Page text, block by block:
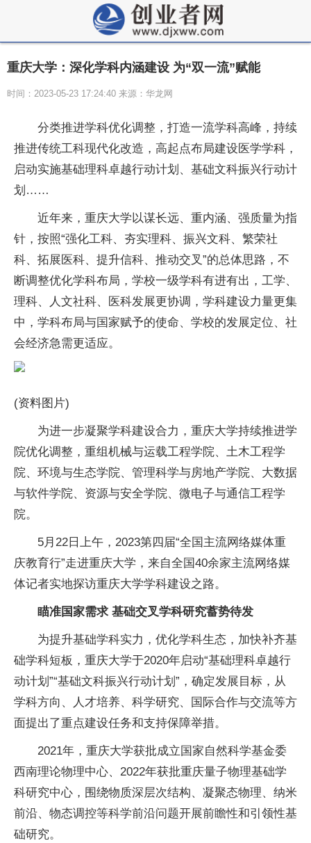
重庆大学：深化学科内涵建设 为“双一流”赋能
时间：2023-05-23 17:24:40 来源：华龙网
分类推进学科优化调整，打造一流学科高峰，持续
推进传统工科现代化改造，高起点布局建设医学学科，
启动实施基础理科卓越行动计划、基础文科振兴行动计
划……
近年来，重庆大学以谋长远、重内涵、强质量为指
针，按照“强化工科、夯实理科、振兴文科、繁荣社
科、拓展医科、提升信科、推动交叉”的总体思路，不
断调整优化学科布局，学校一级学科有进有出，工学、
理科、人文社科、医科发展更协调，学科建设力量更集
中，学科布局与国家赋予的使命、学校的发展定位、社
会经济急需更适应。
(资料图片)
为进一步凝聚学科建设合力，重庆大学持续推进学
院优化调整，重组机械与运载工程学院、土木工程学
院、环境与生态学院、管理科学与房地产学院、大数据
与软件学院、资源与安全学院、微电子与通信工程学
院。
5月22日上午，2023第四届“全国主流网络媒体重
庆教育行”走进重庆大学，来自全国40余家主流网络媒
体记者实地探访重庆大学学科建设之路。
瞄准国家需求 基础交叉学科研究蓄势待发
为提升基础学科实力，优化学科生态，加快补齐基
础学科短板，重庆大学于2020年启动“基础理科卓越行
动计划”“基础文科振兴行动计划”，确定发展目标，从
学科方向、人才培养、科学研究、国际合作与交流等方
面提出了重点建设任务和支持保障举措。
2021年，重庆大学获批成立国家自然科学基金委
西南理论物理中心、2022年获批重庆量子物理基础学
科研究中心，围绕物质深层次结构、凝聚态物理、纳米
前沿、物态调控等科学前沿问题开展前瞻性和引领性基
础研究。